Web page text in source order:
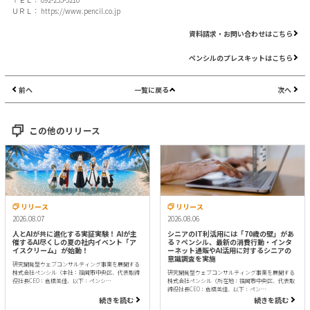
ＵＲＬ： https://www.pencil.co.jp
資料請求・お問い合わせはこちら
ペンシルのプレスキットはこちら
前へ 一覧に戻る 次へ
この他のリリース
リリース
2026.08.07
人とAIが共に進化する実証実験！ AIが主
催するAI尽くしの夏の社内イベント「ア
イスクリーム」が始動！
研究開発型ウェブコンサルティング事業を展開する
株式会社ペンシル（本社：福岡市中央区、代表取締
役社長CEO：倉橋美佳、以下：ペンシ…
続きを読む
リリース
2026.08.06
シニアのIT利活用には「70歳の壁」があ
る？ペンシル、最新の消費行動・インタ
ーネット通販やAI活用に対するシニアの
意識調査を実施
研究開発型ウェブコンサルティング事業を展開する
株式会社ペンシル（所在地：福岡市中央区、代表取
締役社長CEO：倉橋美佳、以下：ペン…
続きを読む